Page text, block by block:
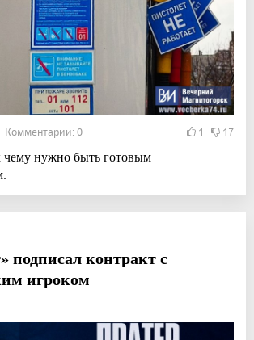
0 1 17
чему нужно быть готовым
подписал контракт с
игроком